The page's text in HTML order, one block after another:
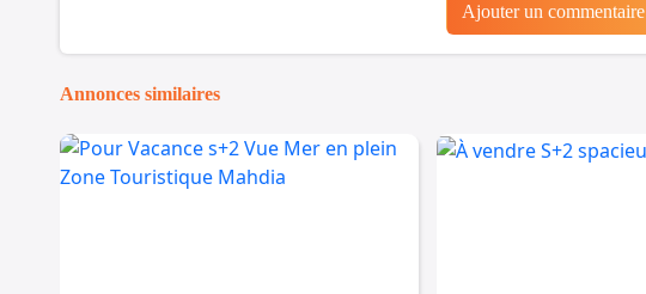
Ajouter un commentaire
Annonces similaires